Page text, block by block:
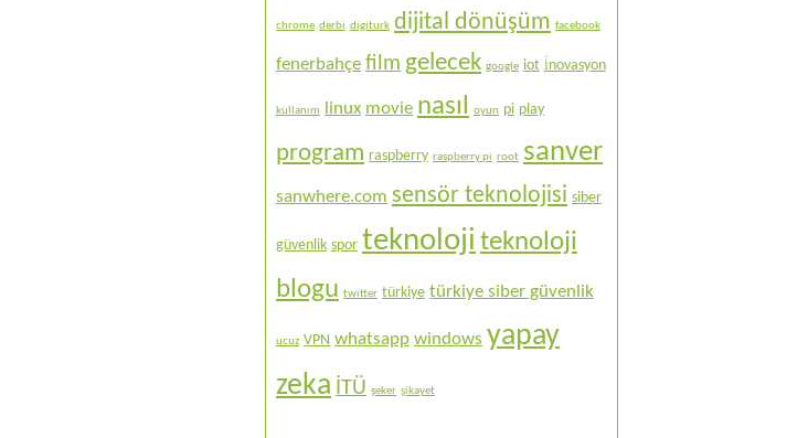
chrome derbi digiturk dijital dönüşüm facebook
fenerbahçe film gelecek google iot i̇novasyon
kullanım linux movie nasıl oyun pi play
program raspberry raspberry pi root sanver
sanwhere.com sensör teknolojisi siber
güvenlik spor teknoloji teknoloji
blogu twitter türkiye türkiye siber güvenlik
ucuz VPN whatsapp windows yapay
zeka İTÜ şeker şikayet